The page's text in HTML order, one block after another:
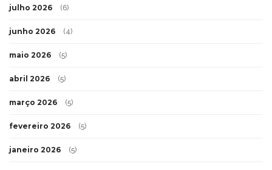
julho 2026 (6)
junho 2026 (4)
maio 2026 (5)
abril 2026 (5)
março 2026 (5)
fevereiro 2026 (5)
janeiro 2026 (5)